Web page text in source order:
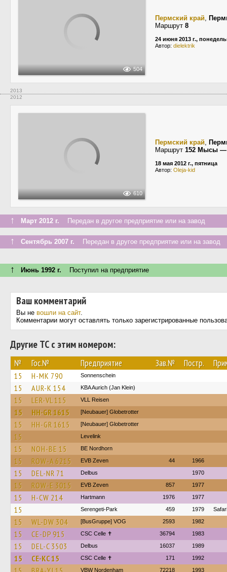
504
Пермский край,
Маршрут 8
24 июня 2013 г.,
Автор: dielektrik
2013
2012
610
Пермский край,
Маршрут 152 Мысы —
18 мая 2012 г., пятница
Автор: Oleja-kid
↑ Март 2012 г. Передан в другое предприятие или на завод
↑ Сентябрь 2007 г. Передан в другое предприятие или на завод
↑ Июнь 1992 г. Поступил на предприятие
Ваш комментарий
Вы не вошли на сайт.
Комментарии могут оставлять только зарегистрированные
Другие ТС с этим номером:
№ Гос.№ Предприятие Зав.№ Постр.
15 H-MK 790 Sonnenschein
15 AUR-K 154 KBA Aurich (Jan Klein)
15 LER-VL 115 VLL Reisen
15 HH-GR 1615 [Neubauer] Globetrotter
15 HH-GR 1615 [Neubauer] Globetrotter
15 Levelink
15 NOH-BE 15 BE Nordhorn
15 ROW-A 6215 EVB Zeven 44 1966
15 DEL-NR 71 Delbus 1970
15 ROW-E 3015 EVB Zeven 857 1977
15 H-CW 214 Hartmann 1976 1977
15 Serengeti-Park 459 1979
15 WL-DW 304 [BusGruppe] VOG 2593 1982
15 CE-DP 915 CSC Celle ✝ 36794 1983
15 DEL-C 3503 Delbus 16037 1989
15 CE-KC 15 CSC Celle ✝ 171 1992
VBW Nordenham 72218 1993